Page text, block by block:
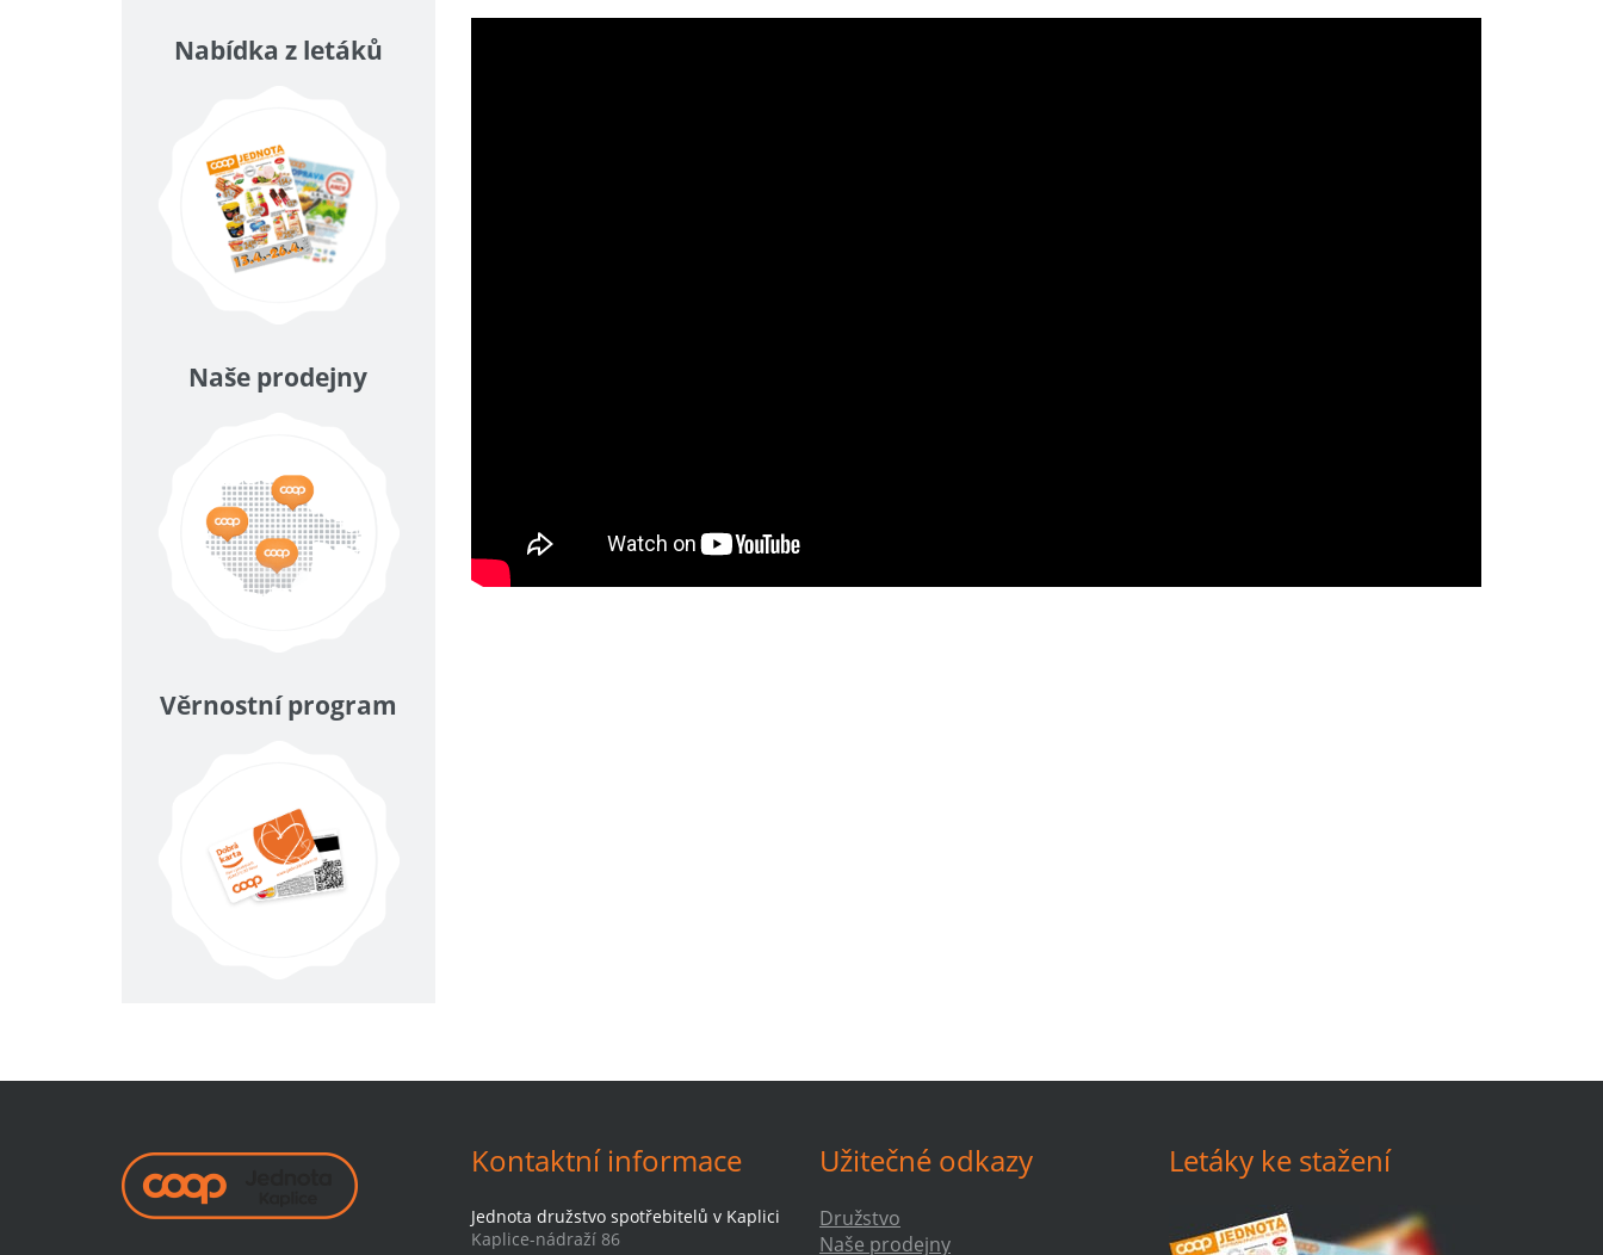
Nabídka z letáků
Naše prodejny
Věrnostní program
Kontaktní informace
Jednota družstvo spotřebitelů v Kaplici
Kaplice-nádraží 86
Užitečné odkazy
Družstvo
Naše prodejny
Letáky ke stažení